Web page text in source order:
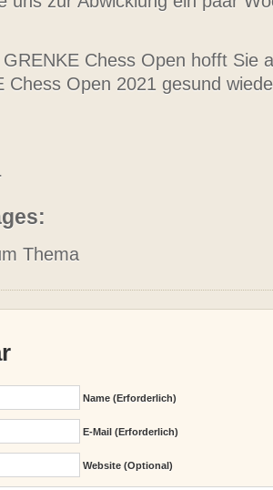
Chess Open hofft Sie
Chess Open 2021 gesund
Thema
Name (erforderlich)
E-Mail (erforderlich)
Website (Optional)